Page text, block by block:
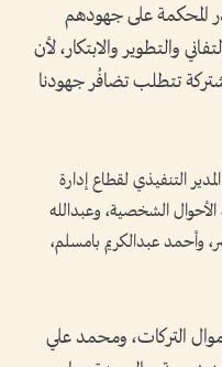
المحكمة على جهودهم
والتطوير والابتكار، لأن
تتطلب تضافُر جهودنا
التنفيذي لقطاع إدارة
الشخصية، وعبدالله
وأحمد عبدالكريم بامسلم،
التركات، ومحمد علي